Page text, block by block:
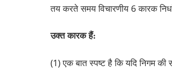
तय करते समय विचारणीय 6 कारक
उक्त कारक हैं:
(1) एक बात स्पष्ट है कि यदि निगम